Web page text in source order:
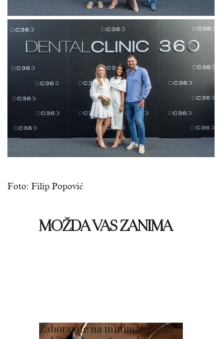
Foto: Filip Popović
MOŽDA VAS ZANIMA
Zaboravite na minimalistički